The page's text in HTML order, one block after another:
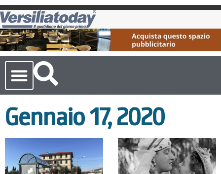
Gennaio 17, 2020